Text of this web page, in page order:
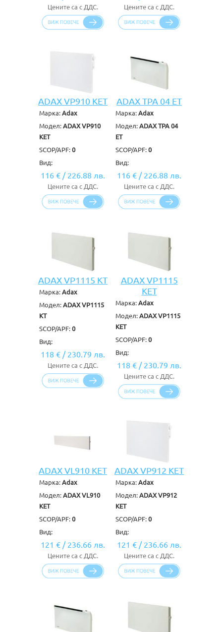
Цените са с ДДС. Цените са с ДДС.
ADAX VP910 KET
Марка: Adax
Модел: ADAX VP910
KET
SCOP/APF: 0
Вид:
116 € / 226.88 лв.
Цените са с ДДС.
ADAX TPA 04 ET
Марка: Adax
Модел: ADAX TPA 04
ET
SCOP/APF: 0
Вид:
116 € / 226.88 лв.
Цените са с ДДС.
ADAX VP1115 KT
Марка: Adax
Модел: ADAX VP1115
KT
SCOP/APF: 0
Вид:
118 € / 230.79 лв.
Цените са с ДДС.
ADAX VP1115
KET
Марка: Adax
Модел: ADAX VP1115
KET
SCOP/APF: 0
Вид:
118 € / 230.79 лв.
Цените са с ДДС.
ADAX VL910 KET
Марка: Adax
Модел: ADAX VL910
KET
SCOP/APF: 0
Вид:
121 € / 236.66 лв.
Цените са с ДДС.
ADAX VP912 KET
Марка: Adax
Модел: ADAX VP912
KET
SCOP/APF: 0
Вид:
121 € / 236.66 лв.
Цените са с ДДС.